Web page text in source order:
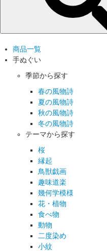
商品一覧
手ぬぐい
季節から探す
春の風物詩
夏の風物詩
秋の風物詩
冬の風物詩
テーマから探す
桜
縁起
鳥獣戯画
趣味道楽
幾何学模様
花・植物
食べ物
動物
二度染め
小紋